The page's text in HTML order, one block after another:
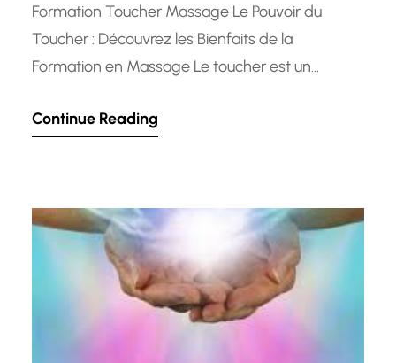
Formation Toucher Massage Le Pouvoir du
Toucher : Découvrez les Bienfaits de la
Formation en Massage Le toucher est un
soulagement physique et émotionnel profond.
améliorer le bien-être des autres et de soi-
même. Le massage…
Continue Reading